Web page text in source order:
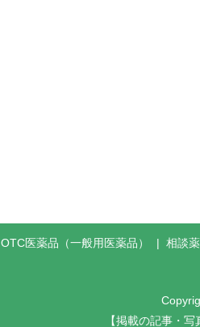
OTC医薬品（一般用医薬品） 相談
【掲載の記事・